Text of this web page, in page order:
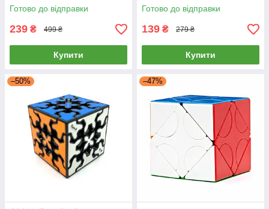
Готово до відправки
239 ₴ 499 ₴
Купити
Готово до відправки
139 ₴ 279 ₴
Купити
–50% –47%